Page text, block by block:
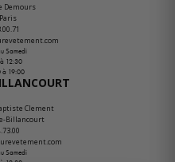
Demours
Samedi
12:30
à 19:00
Clement
Billancourt
Samedi